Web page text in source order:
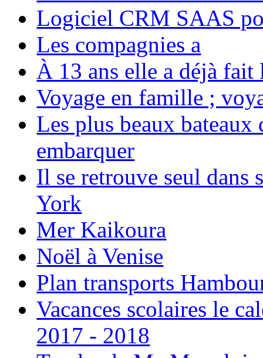
Logiciel CRM SAAS
Les compagnies a
À 13 ans elle a déjà
Voyage en famille ;
Les plus beaux bateaux
embarquer
Il se retrouve seul dans
York
Mer Kaikoura
Noël à Venise
Plan transports
Vacances scolaires le
2017 - 2018